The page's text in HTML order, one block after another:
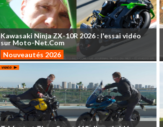
Kawasaki NinjaZX-10R 2026 : l'essai vidéo
sur Moto-Net.Com
Nouveautés 2026